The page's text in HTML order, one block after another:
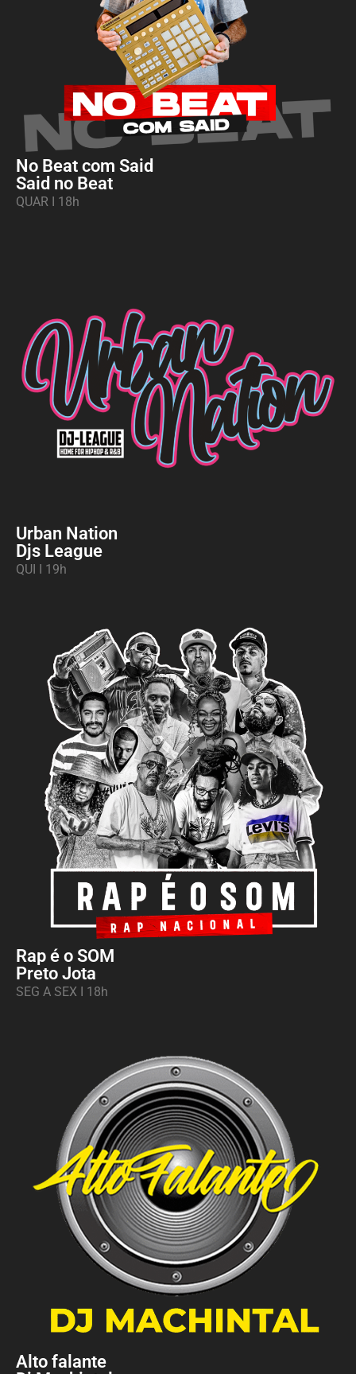
No Beat com Said
Said no Beat
QUAR I 18h
Urban Nation
Djs League
QUI I 19h
Rap é o SOM
Preto Jota
SEG A SEX I 18h
Alto falante